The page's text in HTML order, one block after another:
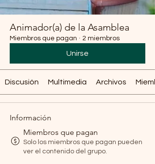
Animador(a) de la Asamblea
Miembros que pagan · 2 miembros
Unirse
Discusión Multimedia Archivos
Información
Miembros que pagan
Solo los miembros que pagan pueden
ver el contenido del grupo.